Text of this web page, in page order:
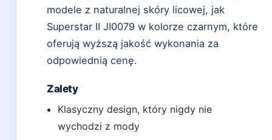
modele z naturalnej skóry licowej, jak
Superstar II JI0079 w kolorze czarnym, które
oferują wyższą jakość wykonania za
odpowiednią cenę.
Zalety
Klasyczny design, który nigdy nie
wychodzi z mody